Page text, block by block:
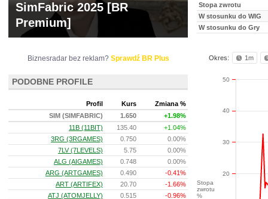
Stopa zwrotu
W stosunku do WIG
W stosunku do Gry
Okres: 1m
Stopa
zwrotu
%
20
30
40
50
SimFabric 2025 [BR
Premium]
Biznesradar bez reklam? Sprawdź BR Plus
PODOBNE PROFILE
Profil Kurs
Zmiana %
SIM (SIMFABRIC)
1.650
+1.98%
11B (11BIT)
135.40
+1.04%
3RG (3RGAMES)
0.750
0.00%
7LV (7LEVELS)
5.75
0.00%
ALG (AIGAMES)
0.748
0.00%
ARG (ARTGAMES)
0.490
-0.41%
ART (ARTIFEX)
20.70
-1.66%
ATJ (ATOMJELLY)
0.515
-0.96%